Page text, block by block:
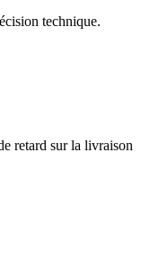
technique.
retard sur la livraison